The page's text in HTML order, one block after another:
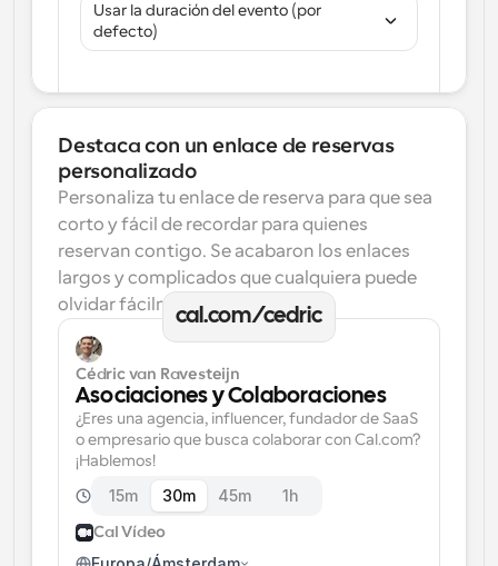
Usar la duración del evento (por
defecto)
Destaca con un enlace de reservas
personalizado
Personaliza tu enlace de reserva para que sea
corto y fácil de recordar para quienes
reservan contigo. Se acabaron los enlaces
largos y complicados que cualquiera puede
olvidar fácilmente.
cal.com/cedric
Cédric van Ravesteijn
Asociaciones y Colaboraciones
¿Eres una agencia, influencer, fundador de SaaS
o empresario que busca colaborar con Cal.com?
¡Hablemos!
15m 30m 45m 1h
Cal Vídeo